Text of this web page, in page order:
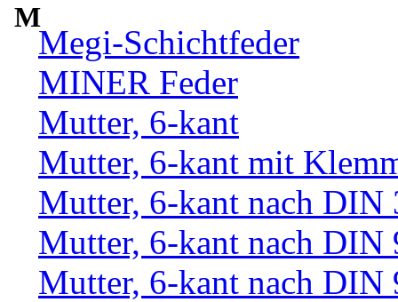
M
Megi-Schichtfeder
MINER Feder
Mutter, 6-kant
Mutter, 6-kant mit
Mutter, 6-kant nach DIN
Mutter, 6-kant nach DIN
Mutter, 6-kant nach DIN